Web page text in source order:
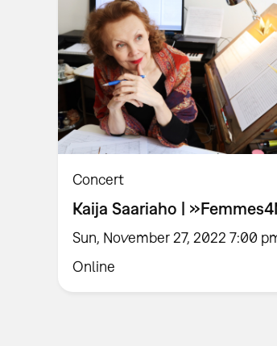
Concert
Kaija Saariaho |
Sun, November 27, 2022 7:00
Online